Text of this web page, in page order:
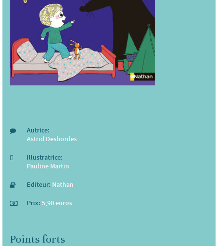
Autrice:
Astrid Desbordes
Illustratrice:
Pauline Martin
Editeur: Nathan
Prix: 5,90 euros
Points forts